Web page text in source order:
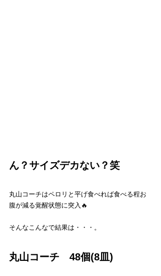
ん？サイズデカない？笑
丸山コーチはペロリと平げ食べれば食べる程お
腹が減る覚醒状態に突入🔥
そんなこんなで結果は・・・。
丸山コーチ　48個(8皿)